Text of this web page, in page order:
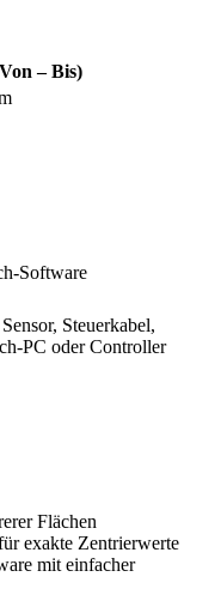
– Bis)
Software
Steuerkabel,
PC oder Controller
Flächen
exakte Zentrierwerte
mit einfacher